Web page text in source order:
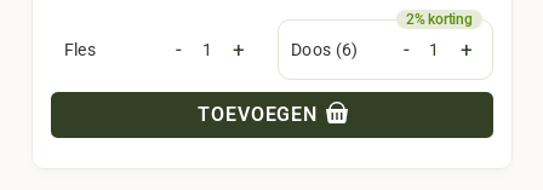
Fles - + Doos (6) - +
TOEVOEGEN